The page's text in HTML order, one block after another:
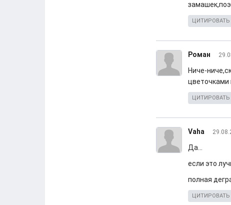
ЦИТИРОВАТЬ
Роман
Ниче-
цветочками
ЦИТИРОВАТЬ
Vaha
Да...
если это
полная
ЦИТИРОВАТЬ